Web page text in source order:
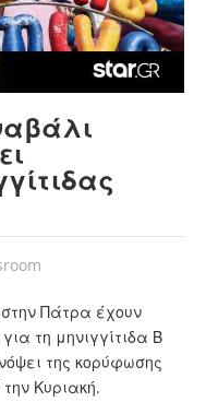
Πάτρα έχουν
τη μηνιγγίτιδα Β
της κορύφωσης
Κυριακή.